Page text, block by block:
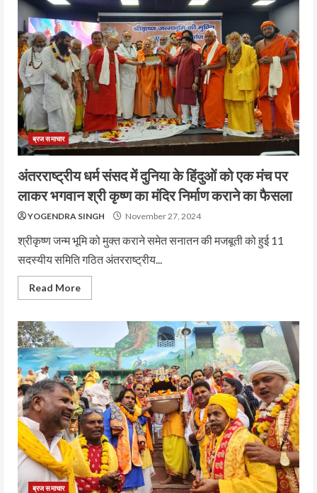
ब्रज समाचार
अंतरराष्ट्रीय धर्म संसद में दुनिया के हिंदुओं को एक मंच पर
लाकर भगवान श्री कृष्ण का मंदिर निर्माण कराने का फैसला
YOGENDRA SINGH November 27, 2024
श्रीकृष्ण जन्म भूमि को मुक्त कराने समेत सनातन की मजबूती को हुई 11
सदस्यीय समिति गठित अंतरराष्ट्रीय...
Read More
ब्रज समाचार